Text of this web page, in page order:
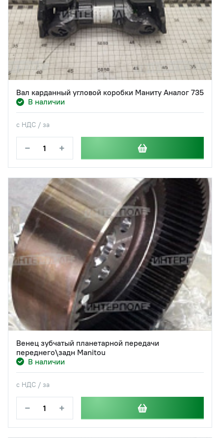
Вал карданный угловой коробки Маниту Аналог 735
В наличии
с НДС / за
− +
Венец зубчатый планетарной передачи
переднего\задн Manitou
В наличии
с НДС / за
− +